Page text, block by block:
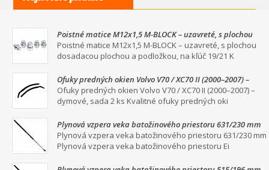
Poistné matice M12x1,5 M-BLOCK – uzavreté, s plochou
dosadacou plochou a podložkou, na kľúč 19/21
Poistné matice M12x1,5 M-BLOCK – uzavreté, s plochou
dosadacou plochou a podložkou, na kľúč 19/21 K
Ofuky predných okien Volvo V70 / XC70 II (2000–2007) –
dymové, sada 2 ks
Ofuky predných okien Volvo V70 / XC70 II (2000–2007) –
dymové, sada 2 ks Kvalitné ofuky predných oki
Plynová vzpera veka batožinového priestoru 631/230 mm
Plynová vzpera veka batožinového priestoru 631/230 mm
Plynová vzpera veka batožinového priestoru Ei